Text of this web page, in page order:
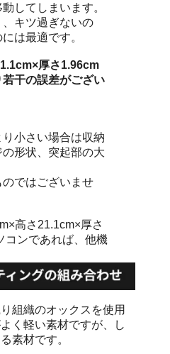
してしまいます。
キツ過ぎないの
は最適です。
厚さ1.96cm
干の誤差がござい
小さい場合は収納
形状、突起部の大
ではございませ
高さ21.1cm×厚さ
コンであれば、他機
組織のオックスを使用
く軽い素材ですが、し
素材です。